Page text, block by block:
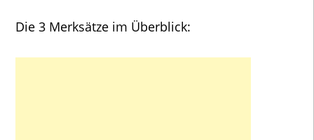
Die 3 Merksätze im Überblick: